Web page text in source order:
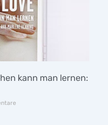
kann man lernen: